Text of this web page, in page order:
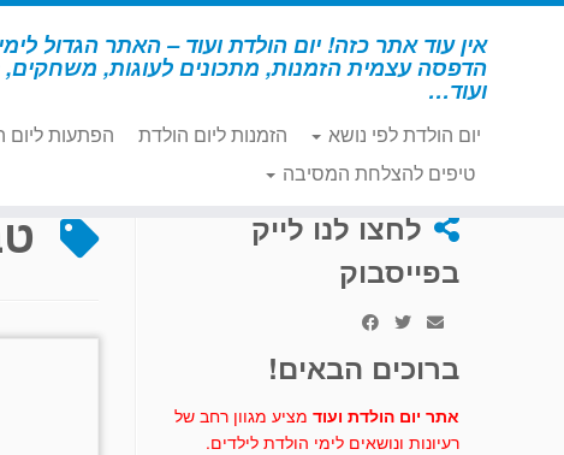
דלג
אין עוד אתר כזה! יום הולדת ועוד – האתר הגדול
הדפסה עצמית הזמנות, מתכונים לעוגות,
ועוד…
יום הולדת לפי נושא הזמנות ליום הולדת הפתעות ליום
טיפים להצלחת המסיבה
דף הבית » טביעת אצבע
לחצו לנו לייק
בפייסבוק
ברוכים הבאים!
אתר יום הולדת ועוד מציע מגוון רחב של
רעיונות ונושאים לימי הולדת לילדים.